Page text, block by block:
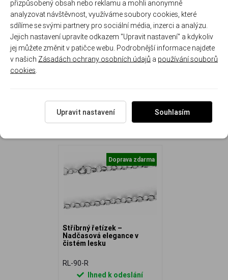
925/1000
očky
Délka řetízku: 50 cm Šířka řetízku: 4 mm Hmotnost
řetízku: 8.9 g
NAPOSLEDY ZOBRAZENÉ
Doprava zdarma
Stříbrný řetízek –
Nadčasová elegance v
čistém lesku
RL-90-R
Ihned k odeslání
přizpůsobený obsah nebo reklamu a mohli anonymně
analyzovat návštěvnost, využíváme soubory cookies, které
sdílíme se svými partnery pro sociální média, inzerci a analýzu.
Jejich nastavení upravíte odkazem "Upravit nastavení" a kdykoliv
jej můžete změnit v patičce webu. Podrobnější informace najdete
v našich Zásadách ochrany osobních údajů a používání souborů
cookies
Upravit nastavení Souhlasím